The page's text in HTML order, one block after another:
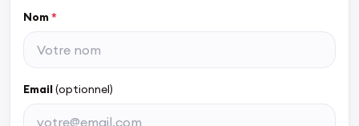
Nom*
Email(optionnel)